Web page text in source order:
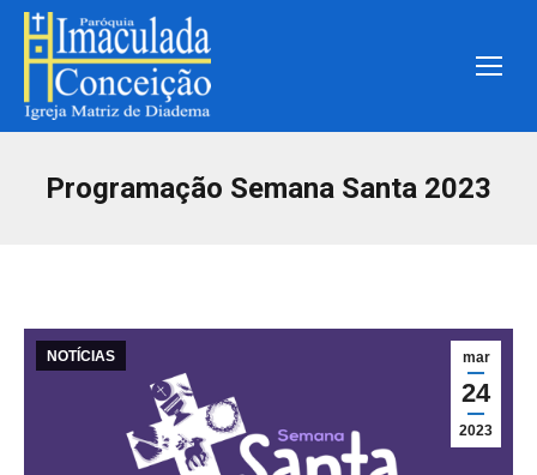
Programação Semana Santa 2023
mar
24
2023
NOTÍCIAS